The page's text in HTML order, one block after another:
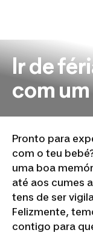
Ir de
com
Pronto para
com o teu
uma boa
até aos cumes
tens de ser
Felizmente,
contigo para